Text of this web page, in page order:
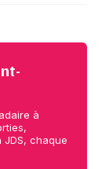
à
chaque